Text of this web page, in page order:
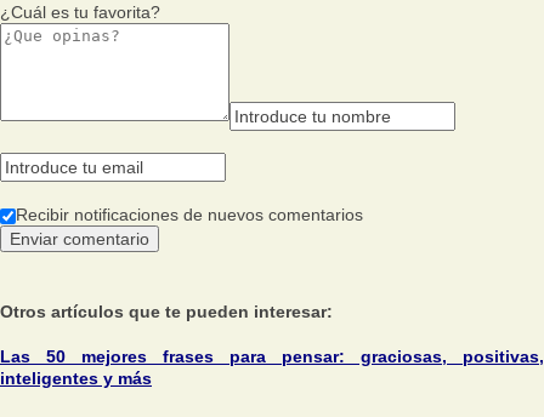
¿Cuál es tu favorita?
Recibir notificaciones de nuevos comentarios
Otros artículos que te pueden interesar:
Las 50 mejores frases para pensar: graciosas, positivas,
inteligentes y más